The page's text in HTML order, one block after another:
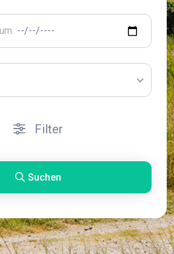
Filter
Suchen